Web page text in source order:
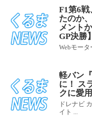
F1第6
たのか
メント
GP決勝】
Webモー
軽バン
に！ ス
クに愛
ドレナビ
イト ...